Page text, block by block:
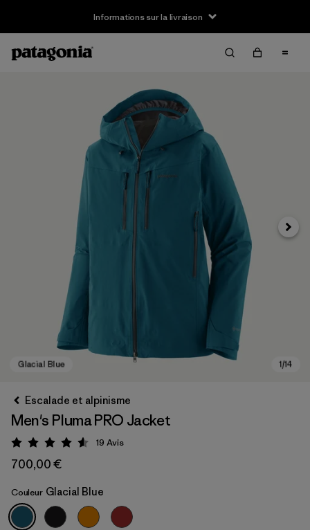
Informations sur la livraison
Glacial Blue
Escalade et alpinisme
Men's Pluma PRO Jacket
Évaluation: 4.6 / 5
19 Avis
700,00 €
Couleur Glacial Blue